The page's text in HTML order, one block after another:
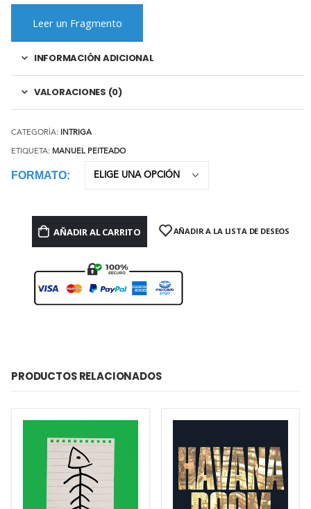
Leer un Fragmento
INFORMACIÓN ADICIONAL
VALORACIONES (0)
CATEGORÍA: INTRIGA
ETIQUETA: MANUEL PEITEADO
FORMATO
AÑADIR AL CARRITO AÑADIR A LA LISTA DE DESEOS
PRODUCTOS RELACIONADOS